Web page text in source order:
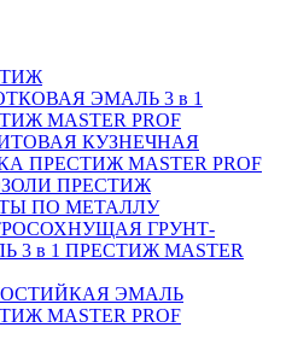
ЭМАЛЬ 3 в 1
MASTER PROF
КУЗНЕЧНАЯ
ПРЕСТИЖ MASTER PROF
ПРЕСТИЖ
ПО МЕТАЛЛУ
ГРУНТ-
3 в 1 ПРЕСТИЖ MASTER
ЭМАЛЬ
MASTER PROF